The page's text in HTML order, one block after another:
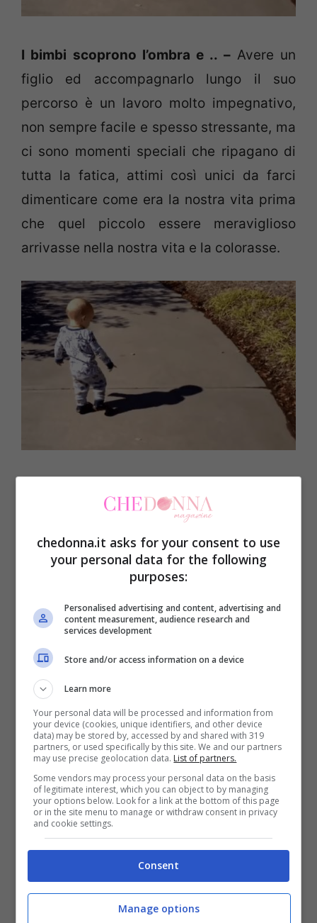
I bimbi scoprono l’ombra e .. –Avere un
figlio ed accompagnarlo lungo il suo
percorso è un lavoro molto impegnativo,
non sempre facile e spesso stressante, ma
ci sono momenti speciali che ripagano di
tutta la fatica, attimi così unici da farci
dimenticare come era la nostra vita prima
che quel piccolo essere meraviglioso
arrivasse nella nostra vita e la colorasse.
Tra questi momenti preziosi ci sono
sicuramente le prime scoperte del mondo:
l’ombra. Quando i nostri piccoli cuccioli
fanno una nuova scoperta è sempre un’
emozione e se è vero che spesso ci fanno
commuovere, altre sono talmente
esilaranti da farci ridere a crepapelle.
Avete mai visto un bimbo che scopre la
propria ombra? Ecco un simpaticissimo
video:
chedonna.it asks for your consent to use
your personal data for the following
purposes:
Personalised advertising and content, advertising and
content measurement, audience research and
services development
Store and/or access information on a device
Learn more
Your personal data will be processed and information from
your device (cookies, unique identifiers, and other device
data) may be stored by, accessed by and shared with 319
partners, or used specifically by this site. We and our partners
may use precise geolocation data. List of partners.
Some vendors may process your personal data on the basis
of legitimate interest, which you can object to by managing
your options below. Look for a link at the bottom of this page
or in the site menu to manage or withdraw consent in privacy
and cookie settings.
Consent
Manage options